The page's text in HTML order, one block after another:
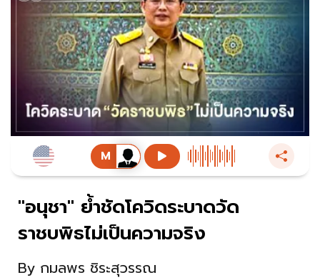
"อนุชา" ย้ำชัดโควิดระบาดวัด
ราชบพิธไม่เป็นความจริง
By กมลพร ชิระสุวรรณ